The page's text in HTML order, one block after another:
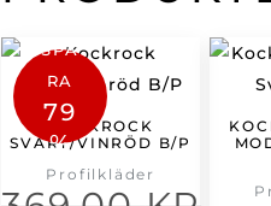
SPA
RA
79
%
KOCKROCK
SVART/VINRÖD B/P
Profilkläder